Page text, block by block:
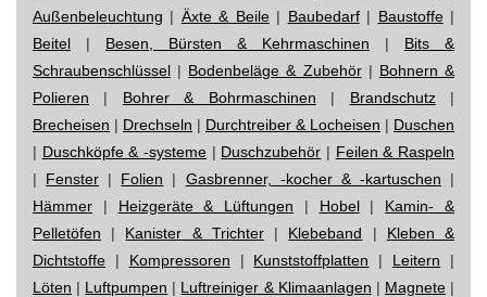
Außenbeleuchtung | Äxte & Beile| Baubedarf| Baustoffe|
Beitel | Besen, Bürsten & Kehrmaschinen | Bits &
Schraubenschlüssel | Bodenbeläge & Zubehör| Bohnern &
Polieren | Bohrer & Bohrmaschinen | Brandschutz|
Brecheisen | Drechseln | Durchtreiber & Locheisen | Duschen
| Duschköpfe & -systeme | Duschzubehör | Feilen & Raspeln
| Fenster | Folien | Gasbrenner, -kocher & -kartuschen |
Hämmer | Heizgeräte & Lüftungen | Hobel| Kamin- &
Pelletöfen | Kanister & Trichter| Klebeband | Kleben &
Dichtstoffe | Kompressoren | Kunststoffplatten | Leitern |
Löten | Luftpumpen | Luftreiniger & Klimaanlagen | Magnete|